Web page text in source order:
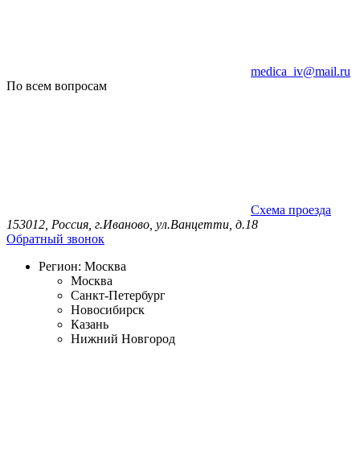
medica_iv@mail.ru
По всем вопросам
Схема проезда
153012, Россия, г.Иваново, ул.Ванцетти, д.18
Обратный звонок
Регион: Москва
Москва
Санкт-Петербург
Новосибирск
Казань
Нижний Новгород